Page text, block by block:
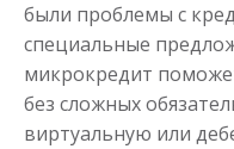
были проблемы с
специальные
микрокредит
без сложных
виртуальную или